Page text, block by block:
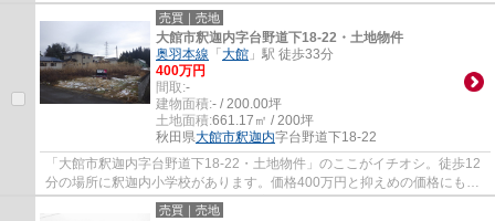
道のりも楽になりやすい平坦地です。住まい...
売買｜売地
大館市釈迦内字台野道下18-22・土地物件
奥羽本線 「 大館 」駅 徒歩33分
400万円
間取:-
建物面積:- / 200.00坪
土地面積:661.17㎡ / 200坪
秋田県大館市釈迦内字台野道下18-22
「大館市釈迦内字台野道下18-22・土地物件」のここがイチオシ。徒歩12
分の場所に釈迦内小学校があります。価格400万円と抑えめの価格にも関
わらず、条件も整った土地です。住宅用地な...
売買｜売地